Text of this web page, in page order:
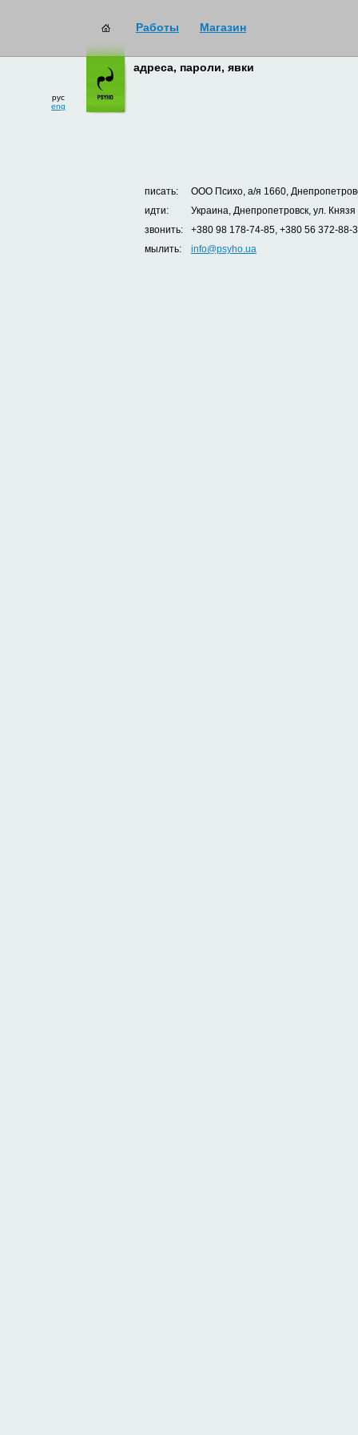
Работы Магазин
рус
eng
адреса, пароли, явки
писать:
ООО Психо, а/я 1660,
идти:
Украина, Днепропетровск, ул.
звонить:
+380 98 178-74-85, +380 56 372-88-
мылить:
info@psyho.ua